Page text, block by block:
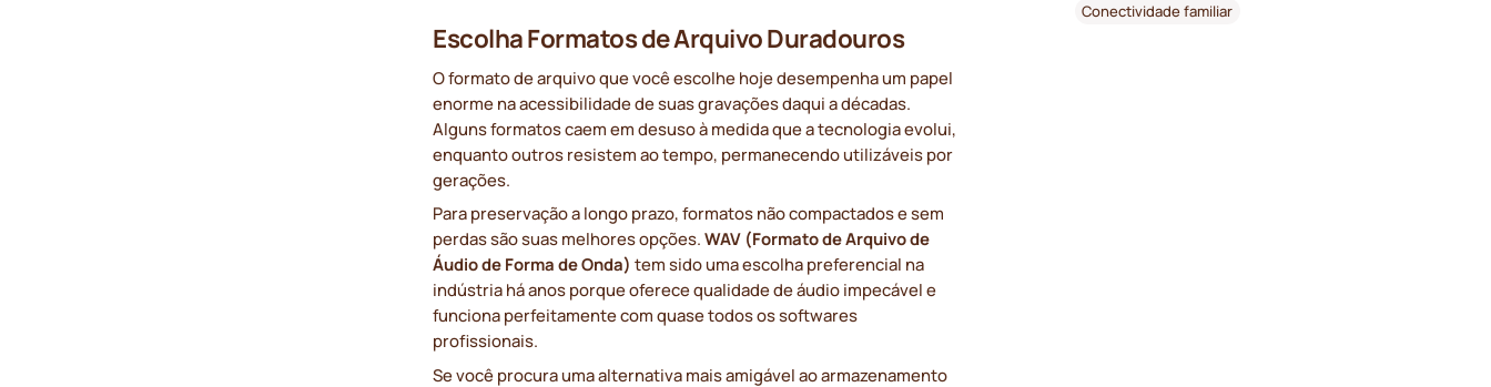
Escolha Formatos de Arquivo Duradouros
O formato de arquivo que você escolhe hoje desempenha um papel
enorme na acessibilidade de suas gravações daqui a décadas.
Alguns formatos caem em desuso à medida que a tecnologia evolui,
enquanto outros resistem ao tempo, permanecendo utilizáveis por
gerações.
Para preservação a longo prazo, formatos não compactados e sem
perdas são suas melhores opções.WAV (Formato de Arquivo de
Áudio de Forma de Onda) tem sido uma escolha preferencial na
indústria há anos porque oferece qualidade de áudio impecável e
funciona perfeitamente com quase todos os softwares
profissionais.
Se você procura uma alternativa mais amigável ao armazenamento
Conectividade familiar